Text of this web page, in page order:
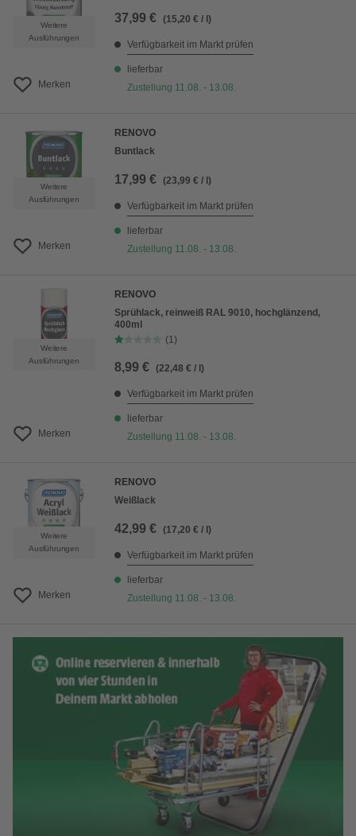
Weitere
Ausführungen
Merken
37,99 € (15,20 € / l)
Verfügbarkeit im Markt prüfen
lieferbar
Zustellung 11.08. - 13.08.
Weitere
Ausführungen
Merken
RENOVO
Buntlack
17,99 € (23,99 € / l)
Verfügbarkeit im Markt prüfen
lieferbar
Zustellung 11.08. - 13.08.
Weitere
Ausführungen
Merken
RENOVO
Sprühlack, reinweiß RAL 9010, hochglänzend,
400ml
(1)
8,99 € (22,48 € / l)
Verfügbarkeit im Markt prüfen
lieferbar
Zustellung 11.08. - 13.08.
Weitere
Ausführungen
Merken
RENOVO
Weißlack
42,99 € (17,20 € / l)
Verfügbarkeit im Markt prüfen
lieferbar
Zustellung 11.08. - 13.08.